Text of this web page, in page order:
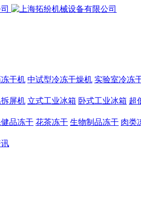
干机 中试型冷冻干燥机 实验室冷冻
屏机 立式工业冰箱 卧式工业冰箱 超
品冻干 花茶冻干 生物制品冻干 肉类